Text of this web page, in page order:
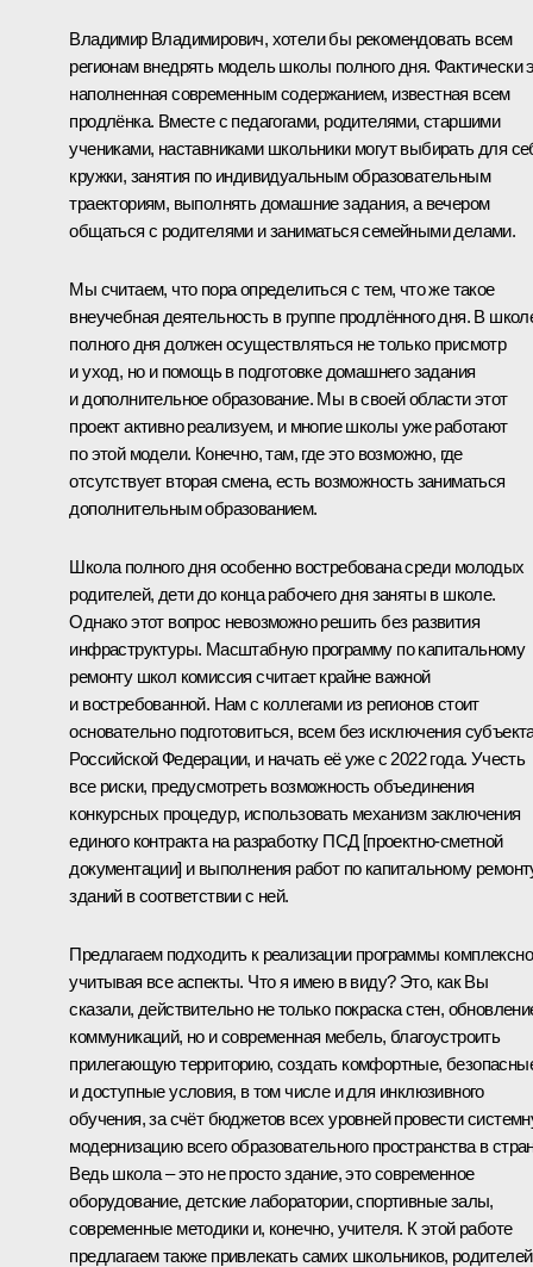
Владимир Владимирович, хотели бы рекомендовать всем
регионам внедрять модель школы полного дня. Фактически
наполненная современным содержанием, известная всем
продлёнка. Вместе с педагогами, родителями, старшими
учениками, наставниками школьники могут выбирать для
кружки, занятия по индивидуальным образовательным
траекториям, выполнять домашние задания, а вечером
общаться с родителями и заниматься семейными делами.
Мы считаем, что пора определиться с тем, что же такое
внеучебная деятельность в группе продлённого дня. В
полного дня должен осуществляться не только присмотр
и уход, но и помощь в подготовке домашнего задания
и дополнительное образование. Мы в своей области этот
проект активно реализуем, и многие школы уже работают
по этой модели. Конечно, там, где это возможно, где
отсутствует вторая смена, есть возможность заниматься
дополнительным образованием.
Школа полного дня особенно востребована среди молодых
родителей, дети до конца рабочего дня заняты в школе.
Однако этот вопрос невозможно решить без развития
инфраструктуры. Масштабную программу по капитальному
ремонту школ комиссия считает крайне важной
и востребованной. Нам с коллегами из регионов стоит
основательно подготовиться, всем без исключения
Российской Федерации, и начать её уже с 2022 года. Учесть
все риски, предусмотреть возможность объединения
конкурсных процедур, использовать механизм заключения
единого контракта на разработку ПСД [проектно-сметной
документации] и выполнения работ по капитальному
зданий в соответствии с ней.
Предлагаем подходить к реализации программы
учитывая все аспекты. Что я имею в виду? Это, как Вы
сказали, действительно не только покраска стен,
коммуникаций, но и современная мебель, благоустроить
прилегающую территорию, создать комфортные,
и доступные условия, в том числе и для инклюзивного
обучения, за счёт бюджетов всех уровней провести
модернизацию всего образовательного пространства в
Ведь школа – это не просто здание, это современное
оборудование, детские лаборатории, спортивные залы,
современные методики и, конечно, учителя. К этой работе
предлагаем также привлекать самих школьников, родителей